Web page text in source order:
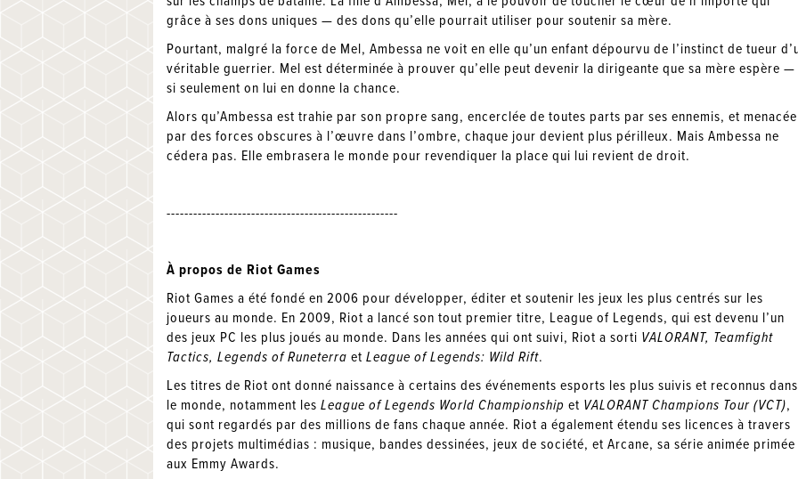
grâce à ses dons uniques — des dons qu’elle pourrait utiliser pour soutenir sa mère.
Pourtant, malgré la force de Mel, Ambessa ne voit en elle qu’un enfant dépourvu de l’instinct de tueur
véritable guerrier. Mel est déterminée à prouver qu’elle peut devenir la dirigeante que sa mère espère —
si seulement on lui en donne la chance.
Alors qu’Ambessa est trahie par son propre sang, encerclée de toutes parts par ses ennemis, et menacée
par des forces obscures à l’œuvre dans l’ombre, chaque jour devient plus périlleux. Mais Ambessa ne
cédera pas. Elle embrasera le monde pour revendiquer la place qui lui revient de droit.
----------------------------------------------------
À propos de Riot Games
Riot Games a été fondé en 2006 pour développer, éditer et soutenir les jeux les plus centrés sur les
joueurs au monde. En 2009, Riot a lancé son tout premier titre, League of Legends, qui est devenu l’un
des jeux PC les plus joués au monde. Dans les années qui ont suivi, Riot a sorti VALORANT, Teamfight
Tactics, Legends of Runeterra et League of Legends: Wild Rift.
Les titres de Riot ont donné naissance à certains des événements esports les plus suivis et reconnus dans
le monde, notamment les League of Legends World Championship et VALORANT Champions Tour (VCT),
qui sont regardés par des millions de fans chaque année. Riot a également étendu ses licences à travers
des projets multimédias : musique, bandes dessinées, jeux de société, et Arcane, sa série animée primée
aux Emmy Awards.